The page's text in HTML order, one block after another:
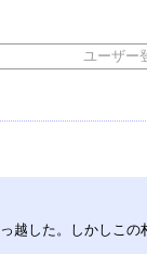
ユーザー
越した。しかしこ